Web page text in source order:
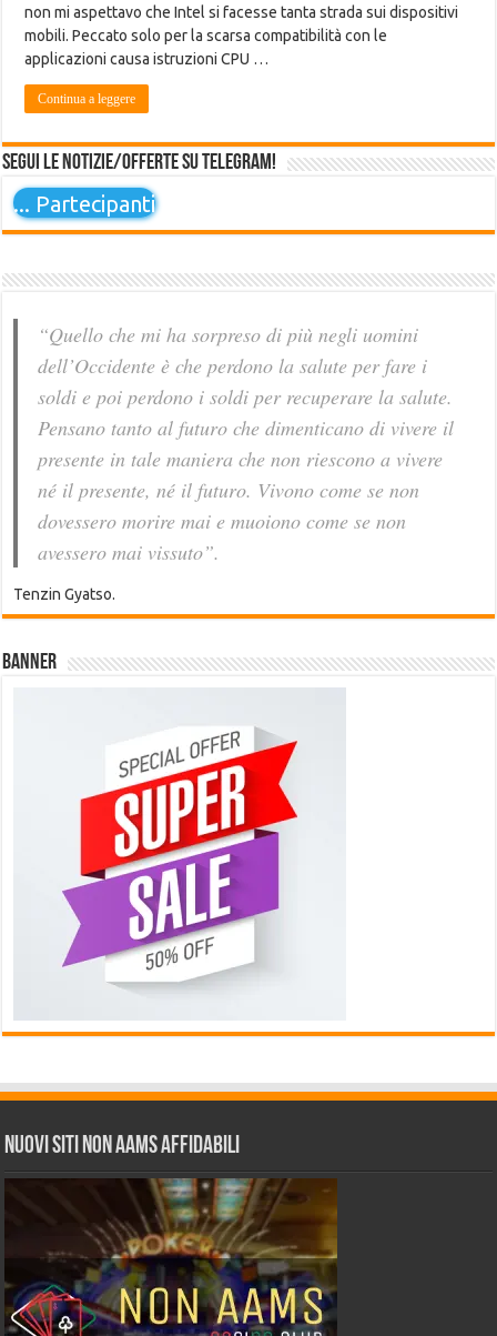
non mi aspettavo che Intel si facesse tanta strada sui dispositivi
mobili. Peccato solo per la scarsa compatibilità con le
applicazioni causa istruzioni CPU …
Continua a leggere
Segui le notizie/offerte su Telegram!
... Partecipanti
“Quello che mi ha sorpreso di più negli uomini
dell’Occidente è che perdono la salute per fare i
soldi e poi perdono i soldi per recuperare la salute.
Pensano tanto al futuro che dimenticano di vivere il
presente in tale maniera che non riescono a vivere
né il presente, né il futuro. Vivono come se non
dovessero morire mai e muoiono come se non
avessero mai vissuto”.
Tenzin Gyatso.
Banner
Nuovi siti non AAMS affidabili